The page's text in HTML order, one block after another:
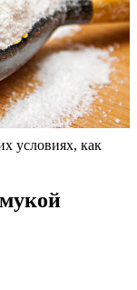
условиях, как